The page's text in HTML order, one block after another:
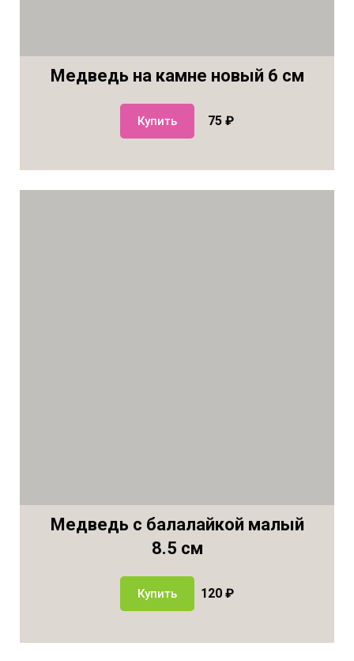
Медведь на камне новый 6 см
Купить 75 ₽
Медведь с балалайкой малый
8.5 см
Купить 120 ₽